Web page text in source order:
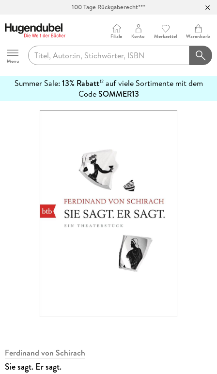
100 Tage Rückgaberecht***
Hugendubel
Menu
Filiale Konto Merkzettel Warenkorb
Summer Sale: 13% Rabatt12auf viele Sortimente mit dem
CodeSOMMER13
erfahren
Ferdinand von Schirach
Sie sagt. Er sagt.